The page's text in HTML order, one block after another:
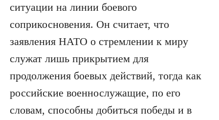
ситуации на линии боевого
соприкосновения. Он считает, что
заявления НАТО о стремлении к миру
служат лишь прикрытием для
продолжения боевых действий, тогда как
российские военнослужащие, по его
словам, способны добиться победы и в